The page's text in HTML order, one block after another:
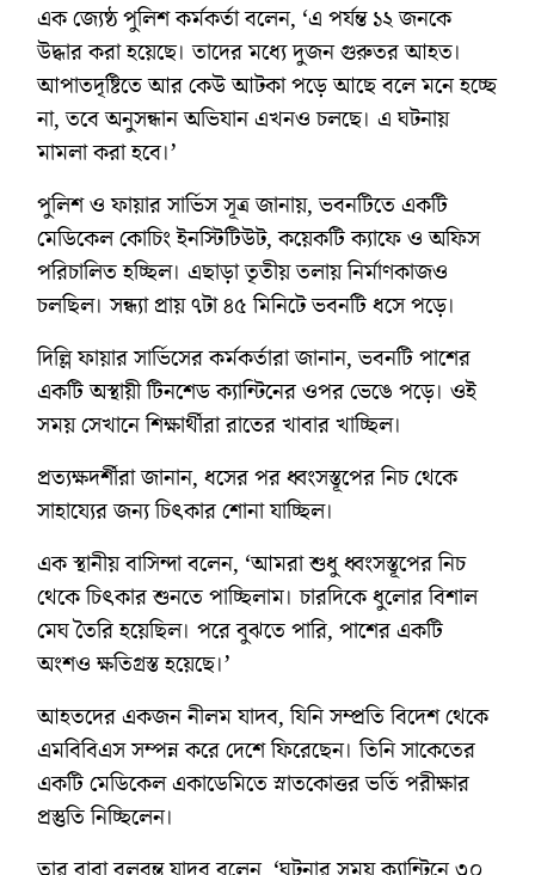
এক জ্যেষ্ঠ পুলিশ কর্মকর্তা বলেন, ‘এ পর্যন্ত ১২ জনকে
উদ্ধার করা হয়েছে। তাদের মধ্যে দুজন গুরুতর আহত।
আপাতদৃষ্টিতে আর কেউ আটকা পড়ে আছে বলে মনে হচ্ছে
না, তবে অনুসন্ধান অভিযান এখনও চলছে। এ ঘটনায়
মামলা করা হবে।’
পুলিশ ও ফায়ার সার্ভিস সূত্র জানায়, ভবনটিতে একটি
মেডিকেল কোচিং ইনস্টিটিউট, কয়েকটি ক্যাফে ও অফিস
পরিচালিত হচ্ছিল। এছাড়া তৃতীয় তলায় নির্মাণকাজও
চলছিল। সন্ধ্যা প্রায় ৭টা ৪৫ মিনিটে ভবনটি ধসে পড়ে।
দিল্লি ফায়ার সার্ভিসের কর্মকর্তারা জানান, ভবনটি পাশের
একটি অস্থায়ী টিনশেড ক্যান্টিনের ওপর ভেঙে পড়ে। ওই
সময় সেখানে শিক্ষার্থীরা রাতের খাবার খাচ্ছিল।
প্রত্যক্ষদর্শীরা জানান, ধসের পর ধ্বংসস্তূপের নিচ থেকে
সাহায্যের জন্য চিৎকার শোনা যাচ্ছিল।
এক স্থানীয় বাসিন্দা বলেন, ‘আমরা শুধু ধ্বংসস্তূপের নিচ
থেকে চিৎকার শুনতে পাচ্ছিলাম। চারদিকে ধুলোর বিশাল
মেঘ তৈরি হয়েছিল। পরে বুঝতে পারি, পাশের একটি
অংশও ক্ষতিগ্রস্ত হয়েছে।’
আহতদের একজন নীলম যাদব, যিনি সম্প্রতি বিদেশ থেকে
এমবিবিএস সম্পন্ন করে দেশে ফিরেছেন। তিনি সাকেতের
একটি মেডিকেল একাডেমিতে স্নাতকোত্তর ভর্তি পরীক্ষার
প্রস্তুতি নিচ্ছিলেন।